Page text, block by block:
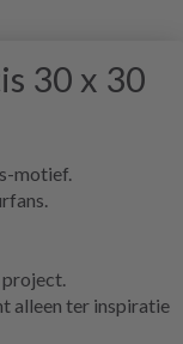
30 x 30
motief.
alleen ter inspiratie